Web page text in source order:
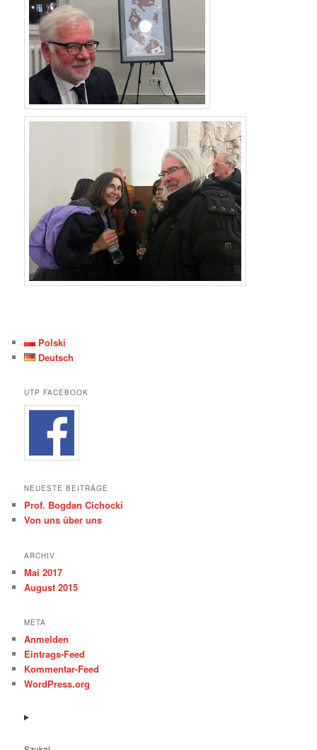
Polski
Deutsch
UTP FACEBOOK
NEUESTE BEITRÄGE
Prof. Bogdan Cichocki
Von uns über uns
ARCHIV
Mai 2017
August 2015
META
Anmelden
Eintrags-Feed
Kommentar-Feed
WordPress.org